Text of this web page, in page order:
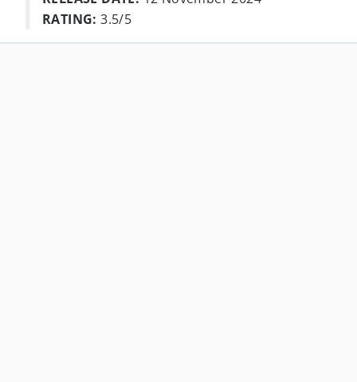
RATING: 3.5/5